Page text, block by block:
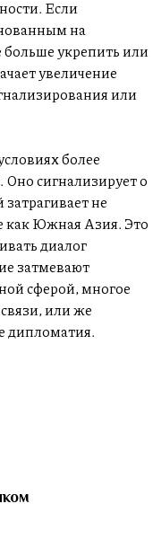
Если
на
укрепить или
увеличение
или
более
сигнализирует о
не
как Южная Азия. Это
диалог
затмевают
сферой, многое
или же
дипломатия.